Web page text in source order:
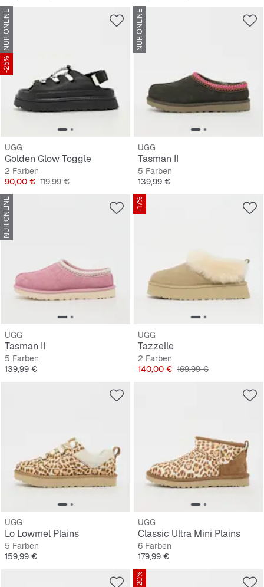
NUR ONLINE
-25%
UGG
Golden Glow Toggle
2 Farben
Preis
90,00 € Originalpreis
119,99 €
NUR ONLINE
UGG
Tasman II
5 Farben
Preis
139,99 €
NUR ONLINE
UGG
Tasman II
5 Farben
Preis
139,99 €
-17%
UGG
Tazzelle
2 Farben
Preis
140,00 € Originalpreis
169,99 €
UGG
Lo Lowmel Plains
5 Farben
Preis
159,99 €
UGG
Classic Ultra Mini Plains
6 Farben
Preis
179,99 €
-20%